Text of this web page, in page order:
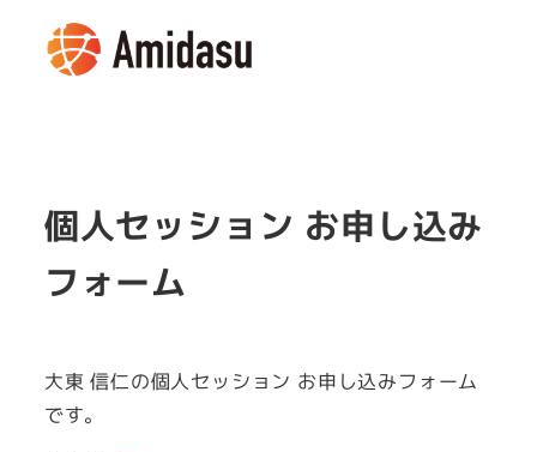
個人セッション お申し込み
フォーム
大東 信仁の個人セッション お申し込みフォーム
です。